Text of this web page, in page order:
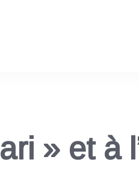
» et à